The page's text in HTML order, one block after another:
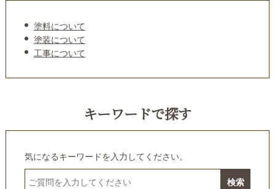
塗料について
塗装について
工事について
キーワードで探す
気になるキーワードを入力してください。